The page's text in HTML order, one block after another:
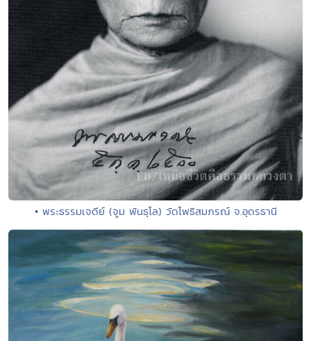
• พระธรรมเจดีย์ (จูม พันธุโล) วัดโพธิสมภรณ์ จ.อุดรธานี